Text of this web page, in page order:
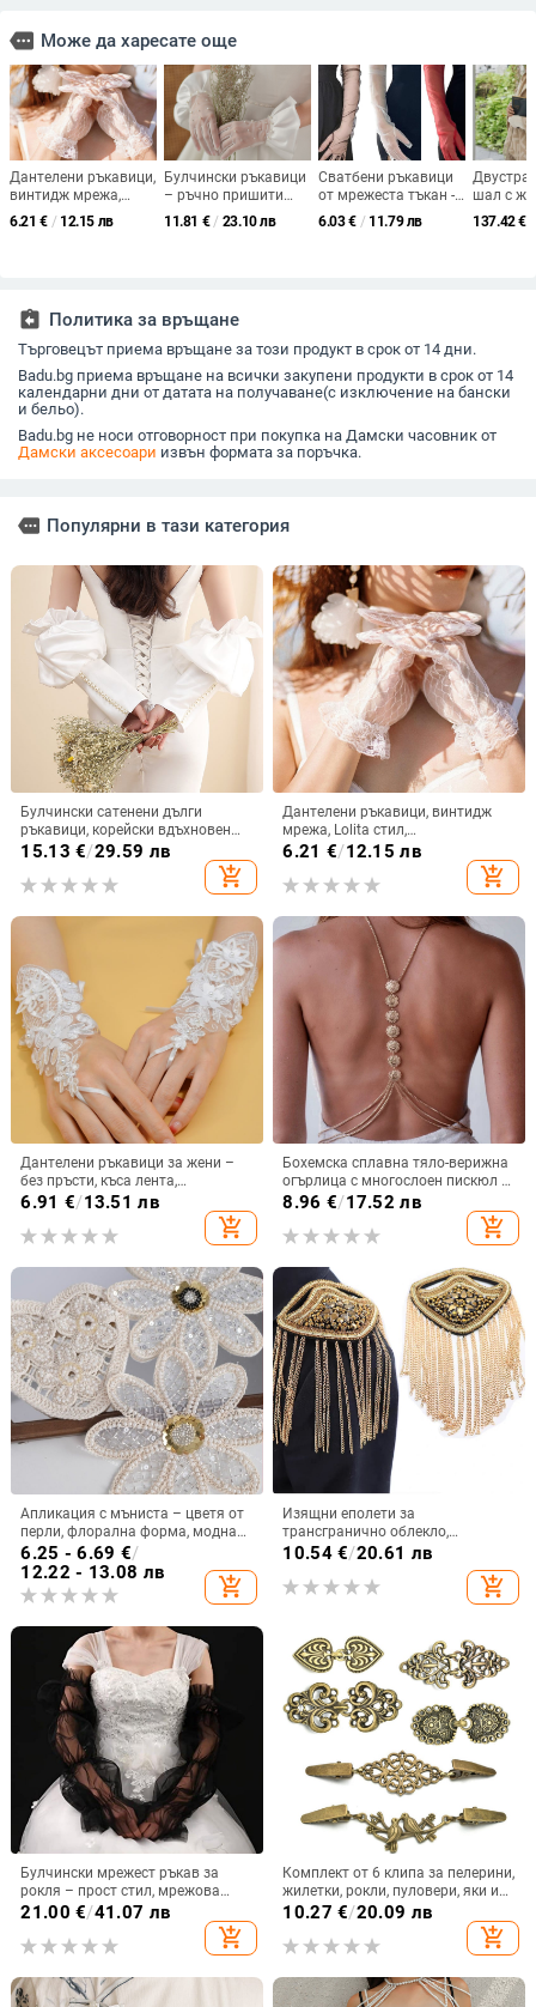
more Може да харесате още
Дантелени ръкавици,
винтидж мрежа,
Lolita стил,
фотопреквизит за
6.21 € / 12.15 лв
Булчински ръкавици
– ръчно пришити
мъниста, къс тюл и
рюш ръб, мрежеста
11.81 € / 23.10 лв
Сватбени ръкавици
от мрежеста тъкан -
прозрачни, ръкавици
с дълги пръсти,
6.03€ / 11.79 лв
шал с
топло
137.42€
assignment_return Политика за връщане
Търговецът приема връщане за този продукт в срок от 14 дни.
Badu.bg приема връщане на всички закупени продукти в срок от 14
календарни дни от датата на получаване(с изключение на бански
и бельо).
Badu.bg не носи отговорност при покупка на Дамски часовник от
Дамски аксесоари извън формата за поръчка.
more Популярни в тази категория
Булчински сатенени дълги
ръкавици, корейски вдъхновен
елегантен стил (Материал: сатен;
Стил: дълги ръкавици, прост;
Функция: затопляне; Марка: Ivan)
15.13 €/29.59 лв
add_shopping_cart
Дантелени ръкавици, винтидж
мрежа, Lolita стил,
фотопреквизит за сватби –
6.21 €/12.15 лв
add_shopping_cart
Дантелени ръкавици за жени –
без пръсти, къса лента,
декоративни, прост стил,
подходящи за всички сезони
6.91 €/13.51 лв
add_shopping_cart
Бохемска сплавна тяло-верижна
огърлица с многослоен пискюл и
гравиран диск,
персонализирана
8.96 €/17.52 лв
add_shopping_cart
Апликация с мъниста – цветя от
перли, флорална форма, модна
унисекс апликация, печатна
бродерия, лято 2025
6.25 - 6.69 €/
12.22 - 13.08 лв
add_shopping_cart
Изящни еполети за
трансгранично облекло,
аксесоари за костюми,
орнаменти за рамене в стил
метъл пънк, еполети с пискюли,
10.54€/20.61 лв
add_shopping_cart
Булчински мрежест ръкав за
рокля – прост стил, мрежова
материя, персонализируемо
21.00 €/41.07 лв
add_shopping_cart
Комплект от 6 клипа за пелерини,
жилетки, рокли, пуловери, яки и
деколте
10.27 €/20.09 лв
add_shopping_cart